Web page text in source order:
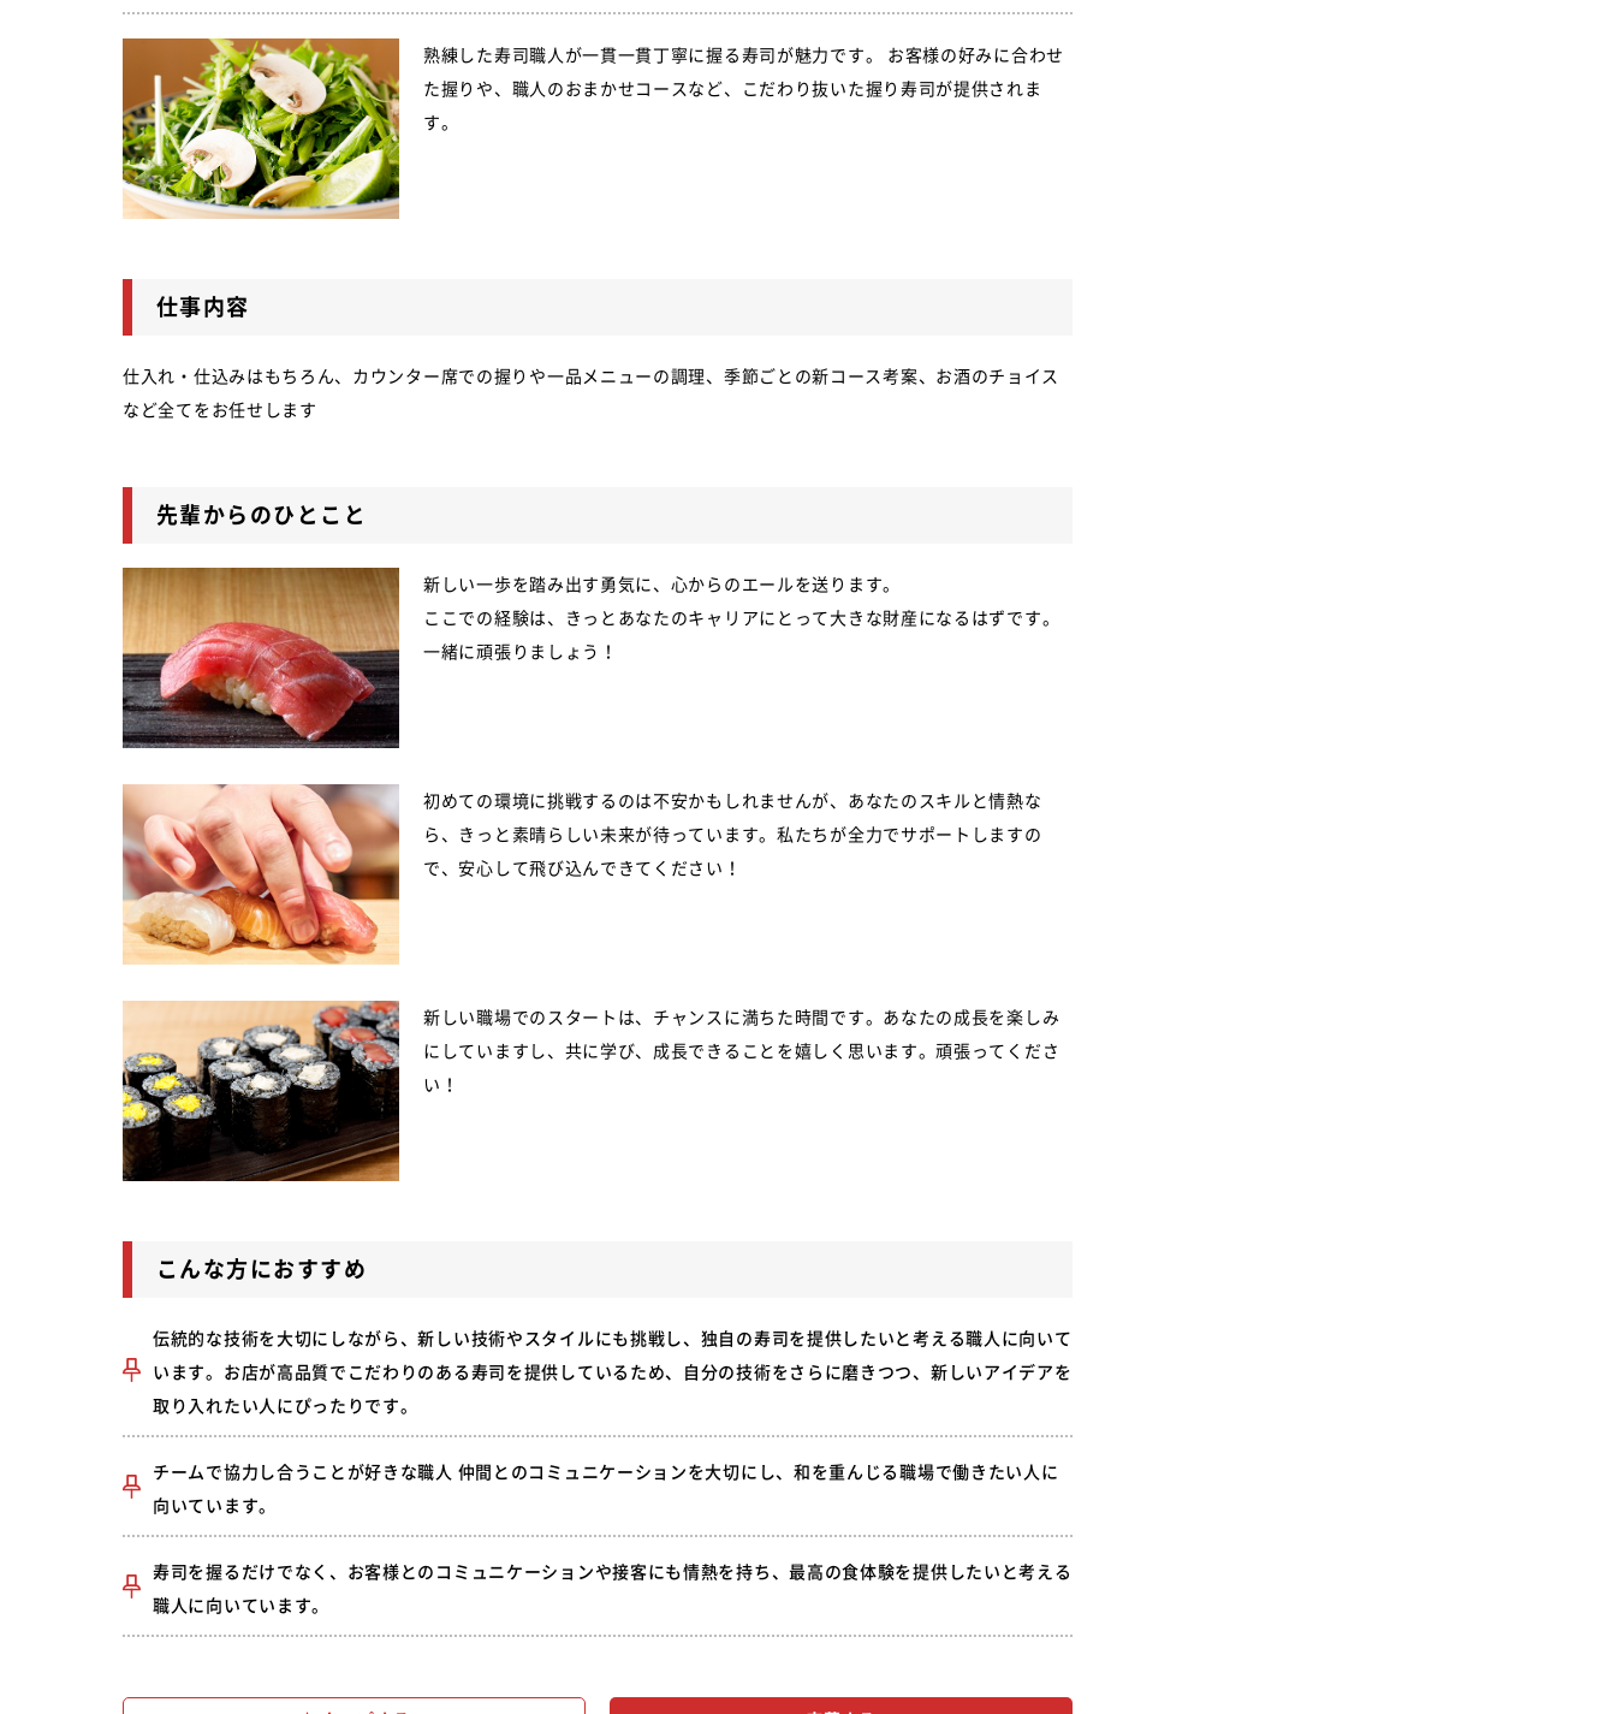
熟練した寿司職人が一貫一貫丁寧に握る寿司が魅力です。 お客様の好みに合わせ
た握りや、職人のおまかせコースなど、こだわり抜いた握り寿司が提供されま
す。
仕事内容
仕入れ・仕込みはもちろん、カウンター席での握りや一品メニューの調理、季節ごとの新コース考案、お酒のチョイス
など全てをお任せします
先輩からのひとこと
新しい一歩を踏み出す勇気に、心からのエールを送ります。
ここでの経験は、きっとあなたのキャリアにとって大きな財産になるはずです。
一緒に頑張りましょう！
初めての環境に挑戦するのは不安かもしれませんが、あなたのスキルと情熱な
ら、きっと素晴らしい未来が待っています。私たちが全力でサポートしますの
で、安心して飛び込んできてください！
新しい職場でのスタートは、チャンスに満ちた時間です。あなたの成長を楽しみ
にしていますし、共に学び、成長できることを嬉しく思います。頑張ってくださ
い！
こんな方におすすめ
伝統的な技術を大切にしながら、新しい技術やスタイルにも挑戦し、独自の寿司を提供したいと考える職人に向いて
います。お店が高品質でこだわりのある寿司を提供しているため、自分の技術をさらに磨きつつ、新しいアイデアを
取り入れたい人にぴったりです。
チームで協力し合うことが好きな職人 仲間とのコミュニケーションを大切にし、和を重んじる職場で働きたい人に
向いています。
寿司を握るだけでなく、お客様とのコミュニケーションや接客にも情熱を持ち、最高の食体験を提供したいと考える
職人に向いています。